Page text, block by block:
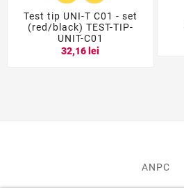
Test tip UNI-T C01 - set
(red/black) TEST-TIP-
UNIT-C01
32,16 lei
ANPC